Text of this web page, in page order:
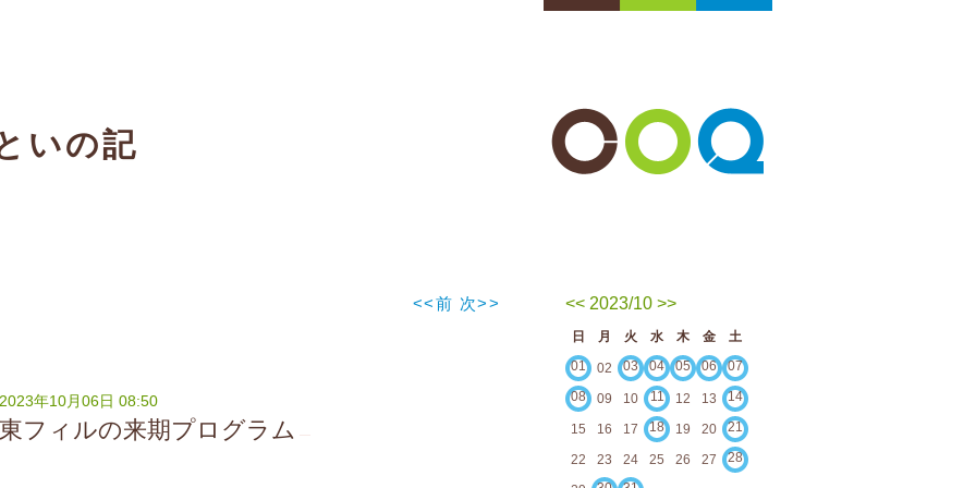
いの記
<<前 次>>
東フィルの来期プログラム ―
2023年10月06日 08:50
<< 2023/10 >>
日 月 火 水 木 金
土
01
02 03 04 05 06
07
08
09 10 11 12 13 14
15 16 17 18 19 20 21
22 23 24 25 26 27 28